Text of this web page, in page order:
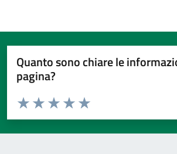
Quanto sono chiare le
pagina?
Valuta da 1 a 5 stelle la pagina
Valuta 5 stelle su 5
Valuta 4 stelle su 5
Valuta 3 stelle su 5
Valuta 2 stelle su 5
Valuta 1 stelle su 5